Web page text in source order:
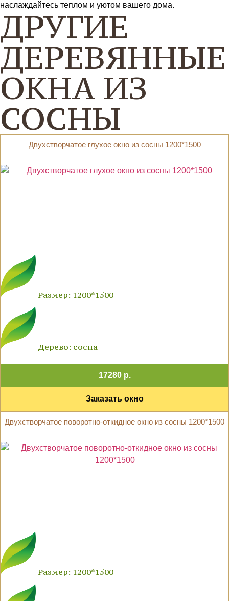
наслаждайтесь теплом и уютом вашего дома.
ДРУГИЕ
ДЕРЕВЯННЫЕ
ОКНА ИЗ
СОСНЫ
Двухстворчатое глухое окно из сосны 1200*1500
Размер: 1200*1500
Дерево: сосна
17280 р.
Заказать окно
Двухстворчатое поворотно-откидное окно из сосны 1200*1500
Размер: 1200*1500